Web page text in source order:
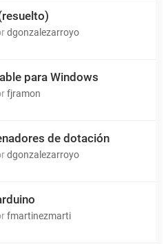
dgonzalezarroyo
para Windows
fjramon
de dotación
dgonzalezarroyo
fmartinezmarti